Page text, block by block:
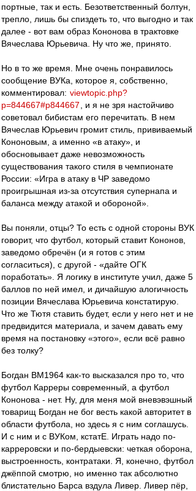
портные, так и есть. Безответственный болтун,
трепло, лишь бы спиздеть то, что выгодно и так
далее - вот вам образ Кононова в трактовке
Вячеслава Юрьевича. Ну что же, принято.
Но в то же время. Мне очень понравилось
сообщение ВУКа, которое я, собственно,
комментировал: viewtopic.php?
p=844667#p844667
, и я не зря настойчиво
советовал бибистам его перечитать. В нем
Вячеслав Юрьевич громит стиль, прививаемый
Кононовым, а именно «в атаку», и
обосновывает даже невозможность
существования такого стиля в чемпионате
России: «Игра в атаку в ЧР заведомо
проигрышная из-за отсутствия супернапа и
баланса между атакой и обороной».
Вы поняли, отцы? То есть с одной стороны ВУК
говорит, что футбол, который ставит Кононов,
заведомо обречён (и я готов с этим
согласиться), с другой - «дайте ОГК
поработать». Я логику в институте учил, даже 5
баллов по ней имел, и дичайшую алогичность
позиции Вячеслава Юрьевича констатирую.
Что же Тютя ставить будет, если у него нет и не
предвидится материала, и зачем давать ему
время на постановку «этого», если всё равно
без толку?
Богдан ВМ1964 как-то высказался про то, что
футбол Карреры современный, а футбол
Кононова - нет. Ну, для меня мой вневэвэшный
товарищ Богдан не бог весть какой авторитет в
области футбола, но здесь я с ним соглашусь.
И с ним и с ВУКом, кстатЕ. Играть надо по-
карреровски и по-бердыевски: четкая оборона,
выстроенность, контратаки. Я, конечно, футбол
джёппой смотрю, но именно так абсолютно
блистательно Барса вздула Ливер. Ливер пёр,